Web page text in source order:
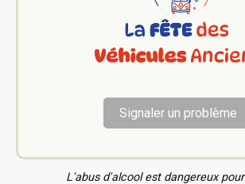
Signaler un problème
L'abus d'alcool est dangereux